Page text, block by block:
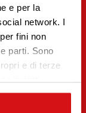
e per la
network. I
fini non
parti. Sono
e di terze
interessi. Se
o ESC per uscire